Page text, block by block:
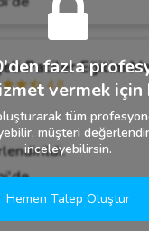
Patiler Eğitim
4.8
fazla
vermek için
tüm
müşteri
inceleyebilirsin.
Hemen Talep Oluştur